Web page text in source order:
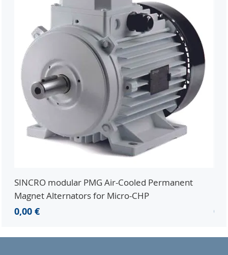
SINCRO modular PMG Air-Cooled Permanent
Magnet Alternators for Micro-CHP
Cena
0,00 €